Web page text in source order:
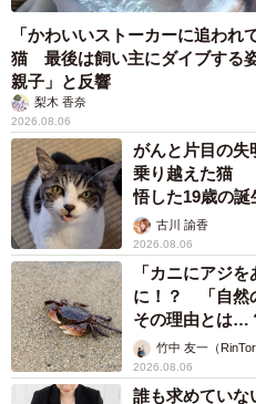
「かわいいストーカーに追わ
猫 最後は飼い主にダイブする
親子」と反響
梨木 香奈
2026.08.06
がんと片目の失
乗り越えた猫
悟した19歳の
古川 諭香
2026.08.06
「カニにアジ
に！？ 「自然
その理由とは…
竹中 友一（
2026.08.06
誰も求めていな